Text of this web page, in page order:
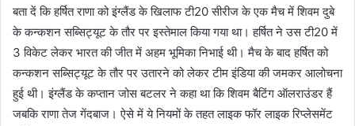
बता दें कि हर्षित राणा को इंग्लैंड के खिलाफ टी20 सीरीज के एक मैच में शिवम दुबे
के कन्कशन सब्सिट्यूट के तौर पर इस्तेमाल किया गया था। हर्षित ने उस टी20 में
3 विकेट लेकर भारत की जीत में अहम भूमिका निभाई थी। मैच के बाद हर्षित को
कन्कशन सब्सिट्यूट के तौर पर उतारने को लेकर टीम इंडिया की जमकर आलोचना
हुई थी। इंग्लैंड के कप्तान जोस बटलर ने कहा था कि शिवम बैटिंग ऑलराउंडर हैं
जबकि राणा तेज गेंदबाज। ऐसे में ये नियमों के तहत लाइक फॉर लाइक रिप्लेसमेंट